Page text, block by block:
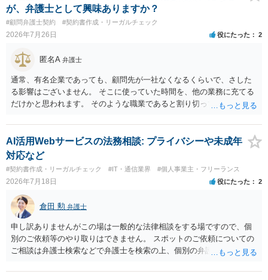
が、弁護士として興味ありますか？
#顧問弁護士契約 #契約書作成・リーガルチェック
2026年7月26日 役にたった 2
匿名A 弁護士
通常、有名企業であっても、顧問先が一社なくなるくらいで、さした
る影響はございません。 そこに使っていた時間を、他の業務に充てる
だけかと思われます。 そのような職業であると割り切ってご相談され
相談者様のご意見が反映されることを、お祈りしております。
AI活用Webサービスの法務相談: プライバシーや未成年
対応など
#契約書作成・リーガルチェック #IT・通信業界 #個人事業主・フリーランス
2026年7月18日 役にたった 2
倉田 勲 弁護士
申し訳ありませんがこの場は一般的な法律相談をする場ですので、個
別のご依頼等のやり取りはできません。 スポットのご依頼についての
ご相談は弁護士検索などで弁護士を検索の上、個別の弁護士にご連絡